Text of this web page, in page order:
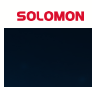
Skip
to